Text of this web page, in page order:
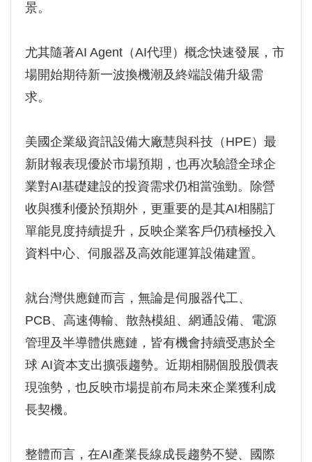
景。
尤其隨著AI Agent（AI代理）概念快速發展，市
場開始期待新一波換機潮及終端設備升級需
求。
美國企業級資訊設備大廠慧與科技（HPE）最
新財報表現優於市場預期，也再次驗證全球企
業對AI基礎建設的投資需求仍相當強勁。除營
收與獲利優於預期外，更重要的是其AI相關訂
單能見度持續提升，反映企業客戶仍積極投入
資料中心、伺服器及高效能運算設備建置。
就台灣供應鏈而言，無論是伺服器代工、
PCB、高速傳輸、散熱模組、網通設備、電源
管理及半導體供應鏈，皆有機會持續受惠於全
球 AI資本支出擴張趨勢。近期相關個股股價表
現強勢，也反映市場提前布局未來企業獲利成
長契機。
整體而言，在AI產業長線成長趨勢不變、國際